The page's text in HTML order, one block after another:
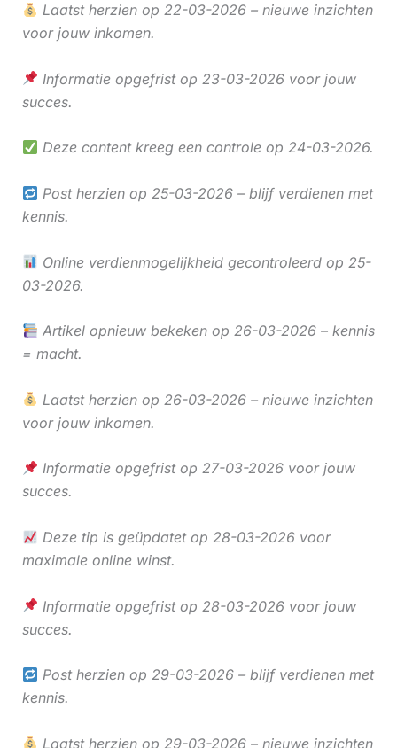
Laatst herzien op 22-03-2026 – nieuwe inzichten
voor jouw inkomen.
Informatie opgefrist op 23-03-2026 voor jouw
succes.
Deze content kreeg een controle op 24-03-2026.
Post herzien op 25-03-2026 – blijf verdienen met
kennis.
Online verdienmogelijkheid gecontroleerd op 25-
03-2026.
Artikel opnieuw bekeken op 26-03-2026 – kennis
= macht.
Laatst herzien op 26-03-2026 – nieuwe inzichten
voor jouw inkomen.
Informatie opgefrist op 27-03-2026 voor jouw
succes.
Deze tip is geüpdatet op 28-03-2026 voor
maximale online winst.
Informatie opgefrist op 28-03-2026 voor jouw
succes.
Post herzien op 29-03-2026 – blijf verdienen met
kennis.
Laatst herzien op 29-03-2026 – nieuwe inzichten